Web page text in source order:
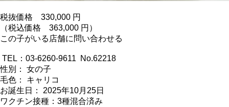
税抜価格 330,000 円
（税込価格 363,000 円）
この子がいる店舗に問い合わせる
TEL：03-6260-9611 No.62218
性別： 女の子
毛色： キャリコ
お誕生日： 2025年10月25日
ワクチン接種：3種混合済み